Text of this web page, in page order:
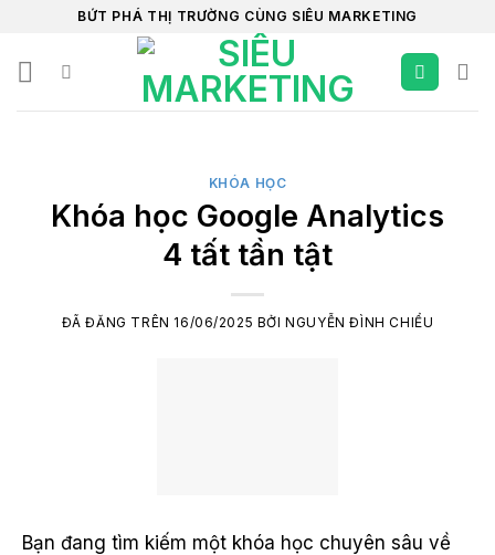
BỨT PHÁ THỊ TRƯỜNG CÙNG SIÊU MARKETING
KHÓA HỌC
Khóa học Google Analytics
4 tất tần tật
ĐÃ ĐĂNG TRÊN 16/06/2025 BỞINGUYỄN ĐÌNH CHIỂU
Bạn đang tìm kiếm một khóa học chuyên sâu về